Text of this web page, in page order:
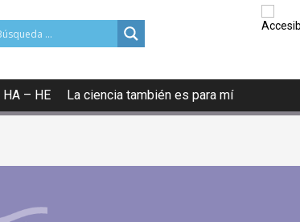
– HE La ciencia también es para mí